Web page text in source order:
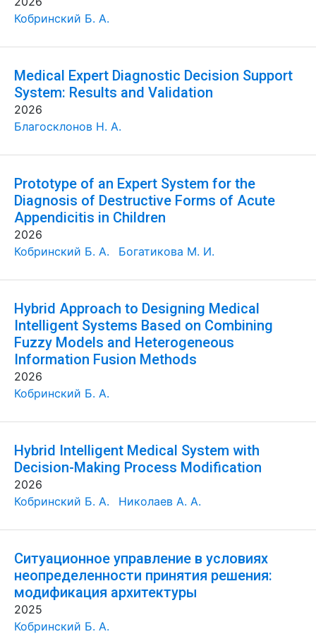
Кобринский Б. А.
Medical Expert Diagnostic Decision Support
System: Results and Validation
2026
Благосклонов Н. А.
Prototype of an Expert System for the
Diagnosis of Destructive Forms of Acute
Appendicitis in Children
2026
Кобринский Б. А.
Богатикова М. И.
Hybrid Approach to Designing Medical
Intelligent Systems Based on Combining
Fuzzy Models and Heterogeneous
Information Fusion Methods
2026
Кобринский Б. А.
Hybrid Intelligent Medical System with
Decision-Making Process Modification
2026
Кобринский Б. А.
Николаев А. А.
Ситуационное управление в условиях
неопределенности принятия решения:
модификация архитектуры
2025
Кобринский Б. А.